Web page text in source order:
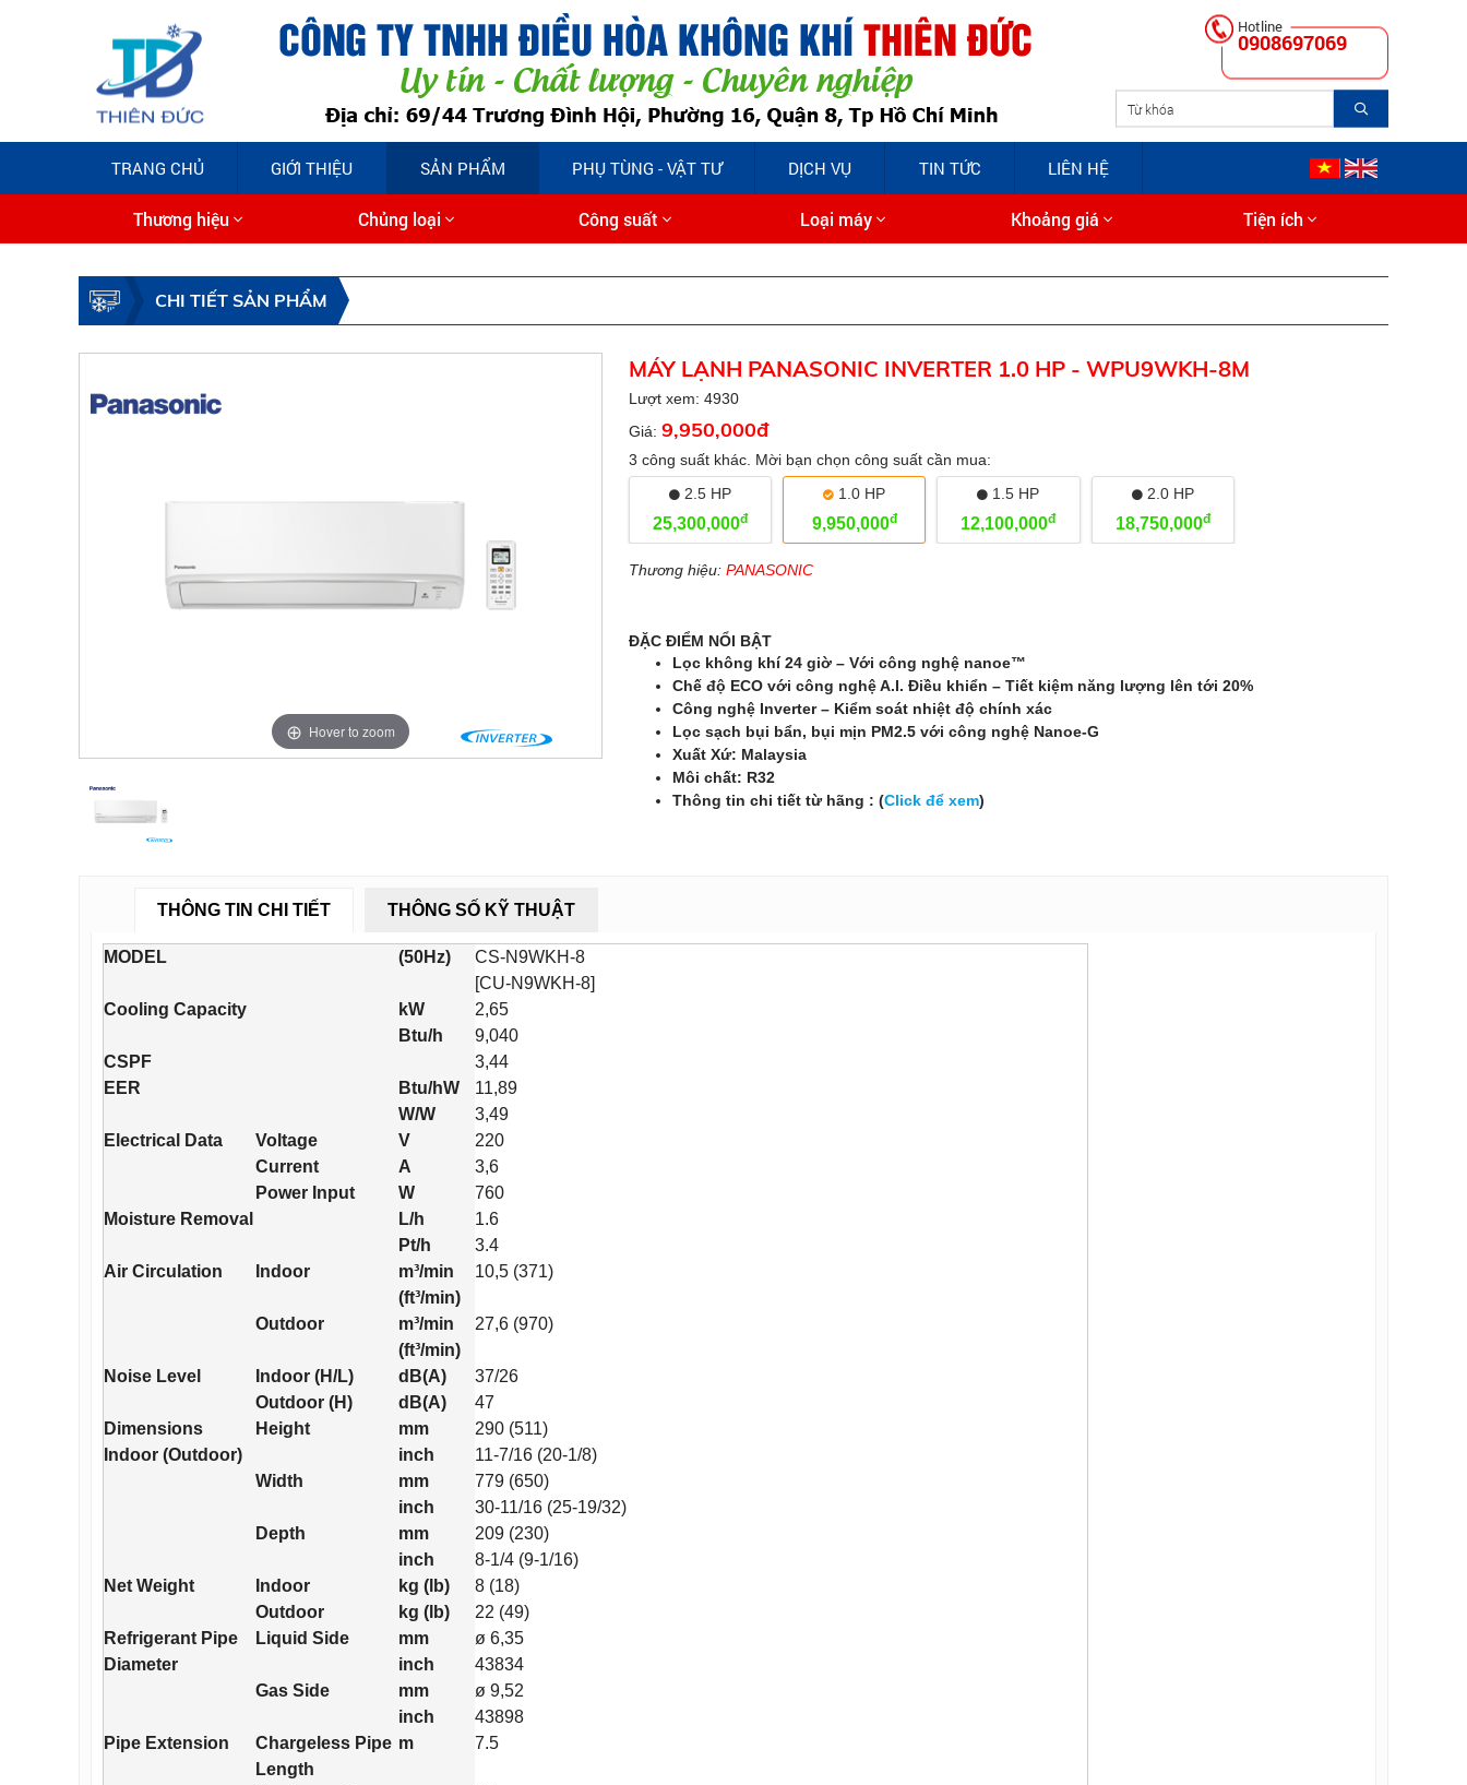
0908697069
TRANG CHỦ GIỚI THIỆU SẢN PHẨM PHỤ TÙNG - VẬT TƯ DỊCH VỤ TIN TỨC LIÊN HỆ
Thương hiệu Chủng loại Công suất Loại máy Khoảng giá Tiện ích
CHI TIẾT SẢN PHẨM
Hover to zoom
MÁY LẠNH PANASONIC INVERTER 1.0 HP - WPU9WKH-8M
Lượt xem: 4930
Giá: 9,950,000đ
3 công suất khác. Mời bạn chọn công suất cần mua:
2.5 HP
25,300,000đ
1.0 HP
9,950,000đ
1.5 HP
12,100,000đ
2.0 HP
18,750,000đ
Thương hiệu: PANASONIC
ĐẶC ĐIỂM NỔI BẬT
Lọc không khí 24 giờ – Với công nghệ nanoe™
Chế độ ECO với công nghệ A.I. Điều khiển – Tiết kiệm năng lượng lên tới 20%
Công nghệ Inverter – Kiểm soát nhiệt độ chính xác
Lọc sạch bụi bẩn, bụi mịn PM2.5 với công nghệ Nanoe-G
Xuất Xứ: Malaysia
Môi chất: R32
Thông tin chi tiết từ hãng : (Click để xem)
THÔNG TIN CHI TIẾT THÔNG SỐ KỸ THUẬT
MODEL (50Hz)
CS-N9WKH-8
[CU-N9WKH-8]
Cooling Capacity
kW
2,65
Btu/h
9,040
CSPF
3,44
EER
Btu/hW
11,89
W/W
3,49
Electrical Data
Voltage V
220
Current
A
3,6
Power Input
W
760
Moisture Removal
L/h
1.6
Pt/h
3.4
Air Circulation
Indoor
m³/min
(ft³/min)
10,5 (371)
Outdoor
m³/min
(ft³/min)
27,6 (970)
Noise Level Indoor (H/L) dB(A)
37/26
Outdoor (H)
dB(A)
47
Dimensions
Indoor (Outdoor)
Height mm
290 (511)
inch
11-7/16 (20-1/8)
Width
mm
779 (650)
inch
30-11/16 (25-19/32)
Depth
mm
209 (230)
inch
8-1/4 (9-1/16)
Net Weight
Indoor kg (lb)
8 (18)
Outdoor
kg (lb)
22 (49)
Refrigerant Pipe
Diameter
Liquid Side mm
ø 6,35
inch
43834
Gas Side
mm
ø 9,52
inch
43898
Pipe Extension
Chargeless Pipe
Length
m 7.5